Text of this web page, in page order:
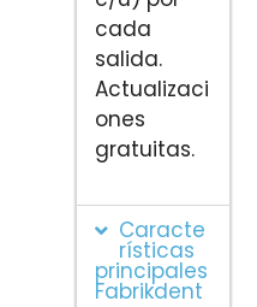
cada
salida.
Actualizaci
ones
gratuitas.
Caracte
rísticas
principales
Fabrikdent